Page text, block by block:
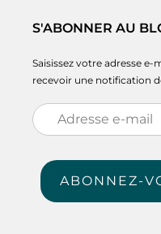
S'ABONNER AU
Saisissez votre adresse
recevoir une notification
Adresse
e-
mail
ABONNEZ-